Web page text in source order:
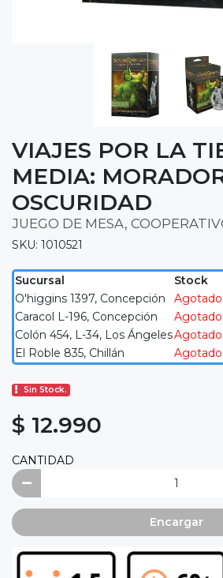
VIAJES POR LA
MEDIA:
OSCURIDAD
JUEGO DE MESA,
SKU: 1010521
Sucursal
Stock
O'higgins 1397, Concepción
Agotado
Caracol L-196, Concepción
Agotado
Colón 454, L-34, Los ÁngelesAgotado
El Roble 835, Chillán
Agotado
Sin Stock.
$ 12.990
CANTIDAD
Encargar